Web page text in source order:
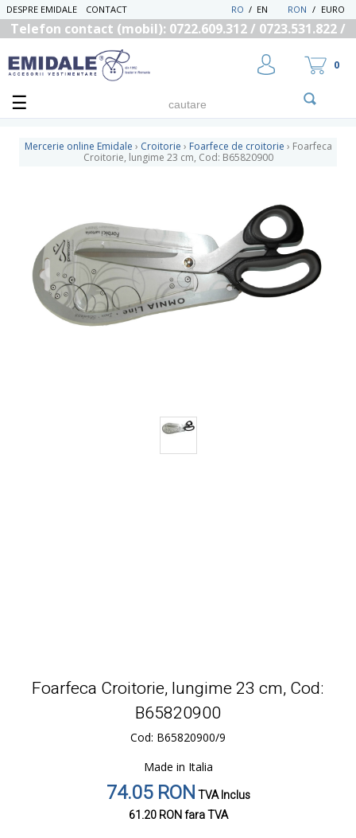
DESPRE EMIDALE CONTACT RON / EURO
EN
/
RO
Telefon contact (mobil): 0722.609.312 / 0723.531.822 /
RECUPEREAZA PAROLA
0
Mercerie online Emidale › Croitorie › Foarfece de croitorie › Foarfeca
Croitorie, lungime 23 cm, Cod: B65820900
Foarfeca Croitorie, lungime 23 cm, Cod:
B65820900
Cod: B65820900/9
Made in Italia
74.05 RONTVA Inclus
61.20 RONfara TVA